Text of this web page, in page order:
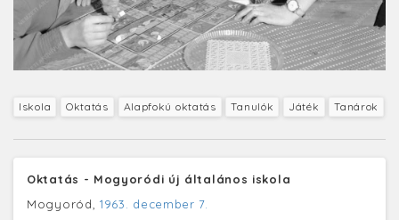
Iskola Oktatás Alapfokú oktatás Tanulók Játék Tanárok
Oktatás - Mogyoródi új általános iskola
Mogyoród, 1963. december 7.